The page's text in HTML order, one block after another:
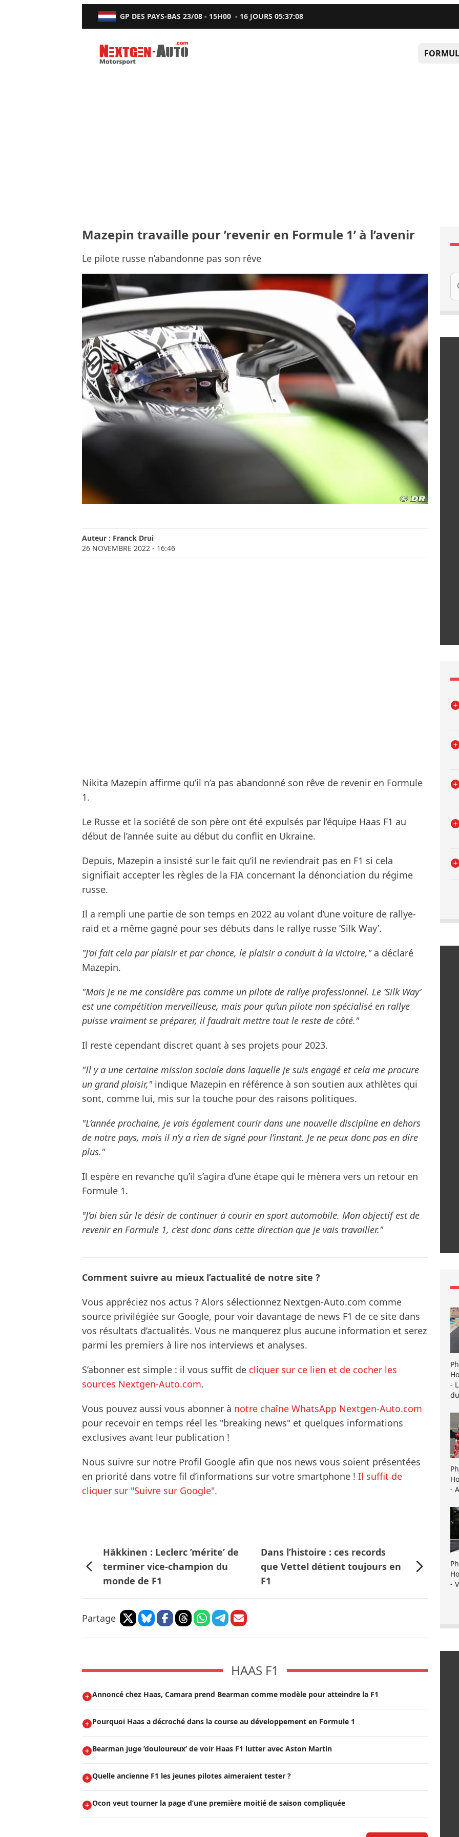
GP DES PAYS-BAS 23/08 - 15H00 - 16 JOURS05:37:07
Nextgen-Auto.com
Mazepin travaille pour ’revenir en Formule 1’ à l’avenir
Le pilote russe n’abandonne pas son rêve
Auteur : Franck Drui
26 NOVEMBRE 2022 - 16:46
Nikita Mazepin affirme qu’il n’a pas abandonné son rêve de revenir en Formule
1.
Le Russe et la société de son père ont été expulsés par l’équipe Haas F1 au
début de l’année suite au début du conflit en Ukraine.
Depuis, Mazepin a insisté sur le fait qu’il ne reviendrait pas en F1 si cela
signifiait accepter les règles de la FIA concernant la dénonciation du régime
russe.
Il a rempli une partie de son temps en 2022 au volant d’une voiture de rallye-
raid et a même gagné pour ses débuts dans le rallye russe ’Silk Way’.
"J’ai fait cela par plaisir et par chance, le plaisir a conduit à la victoire,"a déclaré
Mazepin.
"Mais je ne me considère pas comme un pilote de rallye professionnel. Le ’Silk Way’
est une compétition merveilleuse, mais pour qu’un pilote non spécialisé en rallye
puisse vraiment se préparer, il faudrait mettre tout le reste de côté."
Il reste cependant discret quant à ses projets pour 2023.
"Il y a une certaine mission sociale dans laquelle je suis engagé et cela me procure
un grand plaisir,"indique Mazepin en référence à son soutien aux athlètes qui
sont, comme lui, mis sur la touche pour des raisons politiques.
"L’année prochaine, je vais également courir dans une nouvelle discipline en dehors
de notre pays, mais il n’y a rien de signé pour l’instant. Je ne peux donc pas en dire
plus."
Il espère en revanche qu’il s’agira d’une étape qui le mènera vers un retour en
Formule 1.
"J’ai bien sûr le désir de continuer à courir en sport automobile. Mon objectif est de
revenir en Formule 1, c’est donc dans cette direction que je vais travailler."
Comment suivre au mieux l’actualité de notre site ?
Vous appréciez nos actus ? Alors sélectionnez Nextgen-Auto.com comme
source privilégiée sur Google, pour voir davantage de news F1 de ce site dans
vos résultats d’actualités. Vous ne manquerez plus aucune information et serez
parmi les premiers à lire nos interviews et analyses.
S’abonner est simple : il vous suffit de cliquer sur ce lien et de cocher les
sources Nextgen-Auto.com.
Vous pouvez aussi vous abonner à notre chaîne WhatsApp Nextgen-Auto.com
pour recevoir en temps réel les "breaking news" et quelques informations
exclusives avant leur publication !
Nous suivre sur notre Profil Google afin que nos news vous soient présentées
en priorité dans votre fil d’informations sur votre smartphone ! Il suffit de
cliquer sur "Suivre sur Google".
Häkkinen : Leclerc ’mérite’ de
terminer vice-champion du
monde de F1
Dans l’histoire : ces records
que Vettel détient toujours en
F1
Partage
HAAS F1
Annoncé chez Haas, Camara prend Bearman comme modèle pour atteindre la F1
Pourquoi Haas a décroché dans la course au développement en Formule 1
Bearman juge ’douloureux’ de voir Haas F1 lutter avec Aston Martin
Quelle ancienne F1 les jeunes pilotes aimeraient tester ?
Ocon veut tourner la page d’une première moitié de saison compliquée
-
-
-